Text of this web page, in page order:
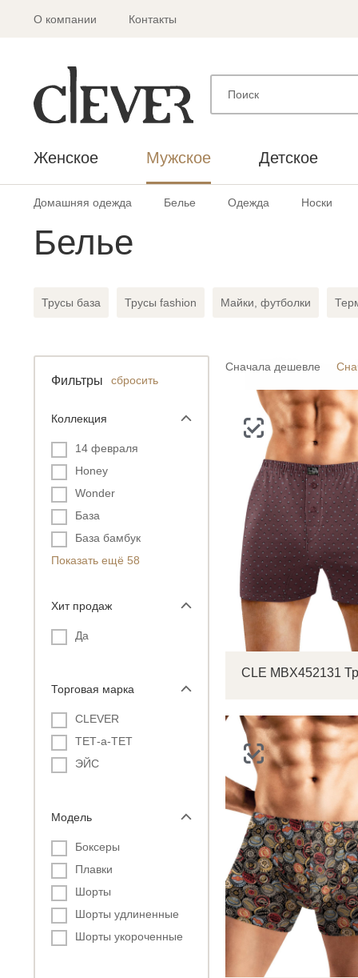
О компании Контакты
Женское Мужское Детское
Домашняя одежда Белье Одежда Носки
Белье
Трусы база Трусы fashion Майки, футболки
Фильтры сбросить
Коллекция
14 февраля
Honey
Wonder
База
База бамбук
Показать ещё 58
Хит продаж
Да
Торговая марка
CLEVER
ТЕТ-а-ТЕТ
ЭЙС
Модель
Боксеры
Плавки
Шорты
Шорты удлиненные
Шорты укороченные
Сначала дешевле